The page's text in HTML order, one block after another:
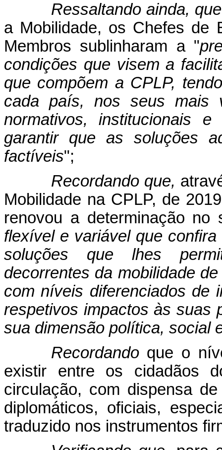
Ressaltando ainda, que
a Mobilidade, os Chefes de
Membros sublinharam a "
condições que visem a
que compõem a CPLP,
cada país, nos seus mais
normativos, institucionais
garantir que as soluções
factíveis";
Recordando que,
Mobilidade na CPLP, de
renovou a determinação
flexível e variável que
soluções que lhes
decorrentes da mobilidade
com níveis diferenciados de
respetivos impactos às suas
sua dimensão política, social
Recordandoque o
existir entre os cidadãos
circulação, com dispensa
diplomáticos, oficiais,
traduzido nos instrumentos